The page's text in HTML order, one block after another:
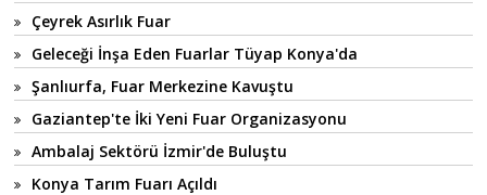
Çeyrek Asırlık Fuar
Geleceği İnşa Eden Fuarlar Tüyap Konya'da
Şanlıurfa, Fuar Merkezine Kavuştu
Gaziantep'te İki Yeni Fuar Organizasyonu
Ambalaj Sektörü İzmir'de Buluştu
Konya Tarım Fuarı Açıldı